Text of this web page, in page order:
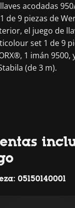
acodadas
de 9 piezas de
el juego de
set 1 de 9
1 imán 9500,
(de 3 m).
05150140001